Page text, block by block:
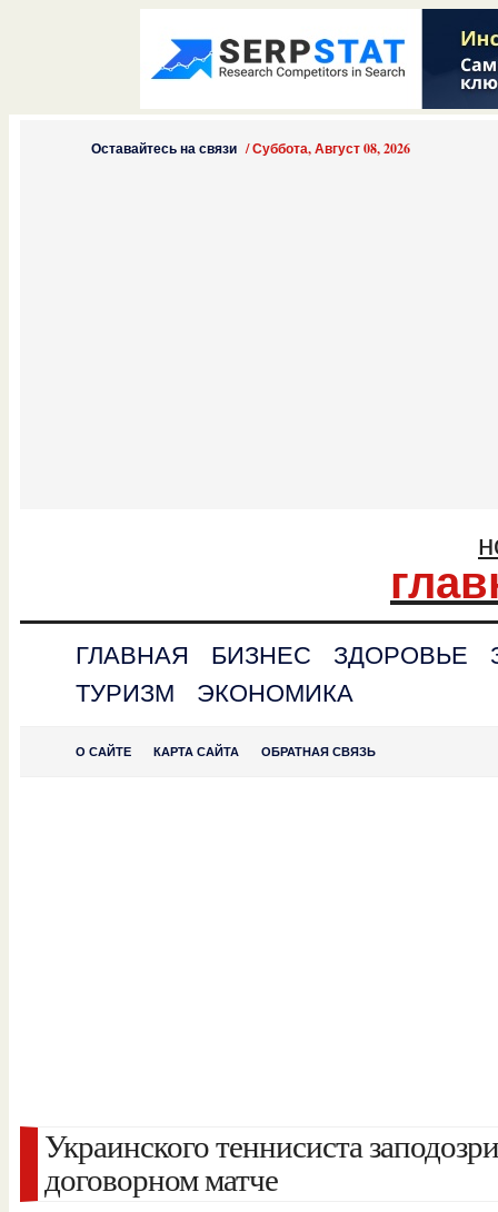
Оставайтесь на связи /Суббота, Август 08, 2026
ГЛАВНАЯ БИЗНЕС ЗДОРОВЬЕ
ТУРИЗМ
ЭКОНОМИКА
О САЙТЕ КАРТА САЙТА ОБРАТНАЯ СВЯЗЬ
Украинского теннисиста
договорном матче